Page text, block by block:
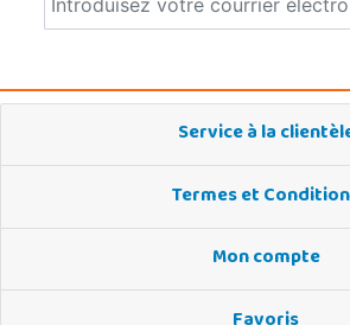
Service à la
Termes et
Mon compte